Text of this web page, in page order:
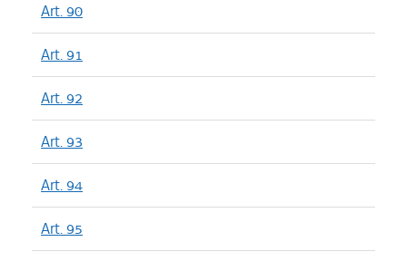
Art. 90
Art. 91
Art. 92
Art. 93
Art. 94
Art. 95